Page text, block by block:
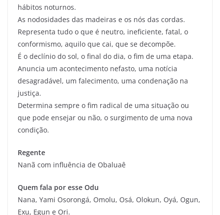
hábitos noturnos.
As nodosidades das madeiras e os nós das cordas.
Representa tudo o que é neutro, ineficiente, fatal, o
conformismo, aquilo que cai, que se decompõe.
É o declínio do sol, o final do dia, o fim de uma etapa.
Anuncia um acontecimento nefasto, uma notícia
desagradável, um falecimento, uma condenação na
justiça.
Determina sempre o fim radical de uma situação ou
que pode ensejar ou não, o surgimento de uma nova
condição.
Regente
Nanã com influência de Obaluaê
Quem fala por esse Odu
Nana, Yami Osorongá, Omolu, Osá, Olokun, Oyá, Ogun,
Exu, Egun e Ori.